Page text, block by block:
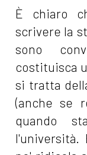
È chiaro
scrivere la
sono
costituisca
si tratta
(anche se
quando